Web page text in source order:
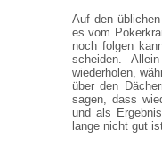
Auf den
es vom
noch folgen
scheiden.
wiederholen,
über den
sagen, dass
und als
lange nicht gut